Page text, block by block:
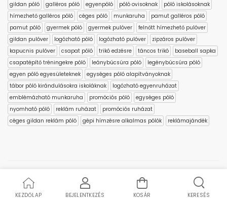
gildan póló galléros póló egyenpóló póló ovisoknak
póló iskolásoknak
hímezhető galléros póló
céges póló munkaruha
pamut galléros póló
pamut póló
gyermek póló gyermek pulóver
felnőtt hímezhető pulóver
gildan pulóver
logózható póló logózható pulóver
zipzáros pulóver
kapucnis pulóver
csapat póló trikó edzésre táncos trikó
baseball sapka
csapatépítő tréningekre póló
leánybúcsúra póló
legénybúcsúra póló
egyen póló egyesületeknek
egységes póló alapítványoknak
tábor póló kirándulásokra iskoláknak
logózható egyenruházat
emblémázható munkaruha
promóciós póló
egységes póló
nyomható póló
reklám ruházat
promóciós ruházat
céges gildan reklám póló
gépi hímzésre alkalmas pólók reklámajándék
Copyright © 2023 polo4you.hu
KEZDŐLAP BEJELENTKEZÉS KOSÁR KERESÉS